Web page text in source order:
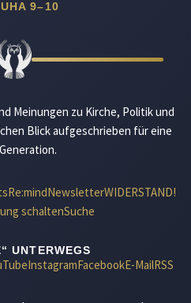
9–10
Meinungen zu Kirche, Politik und
Blick aufgeschrieben für eine
Re:mindNewsletterWIDERSTAND!
schaltenSuche
UNTERWEGS
InstagramFacebookE-MailRSS